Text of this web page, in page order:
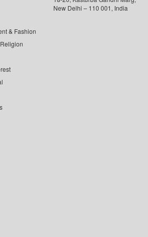
& Fashion
New Delhi – 110 001, India